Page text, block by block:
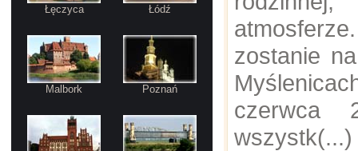
Łęczyca Łódź
Malbork Poznań
zostanie
czerwca